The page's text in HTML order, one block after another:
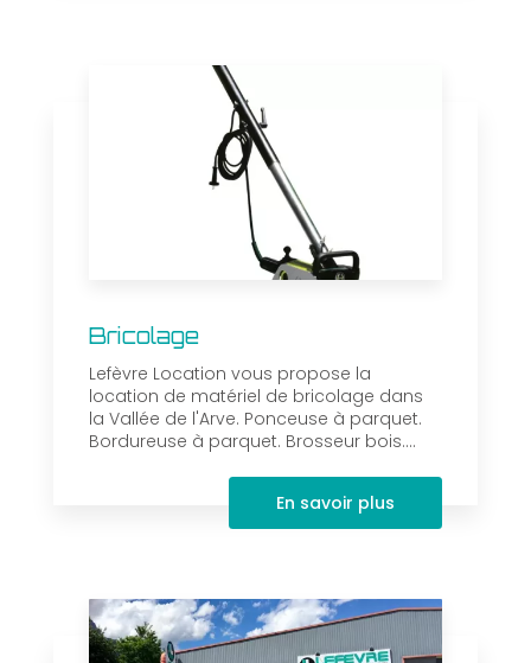
Bricolage
Lefèvre Location vous propose la
location de matériel de bricolage dans
la Vallée de l'Arve. Ponceuse à parquet.
Bordureuse à parquet. Brosseur bois....
En savoir plus